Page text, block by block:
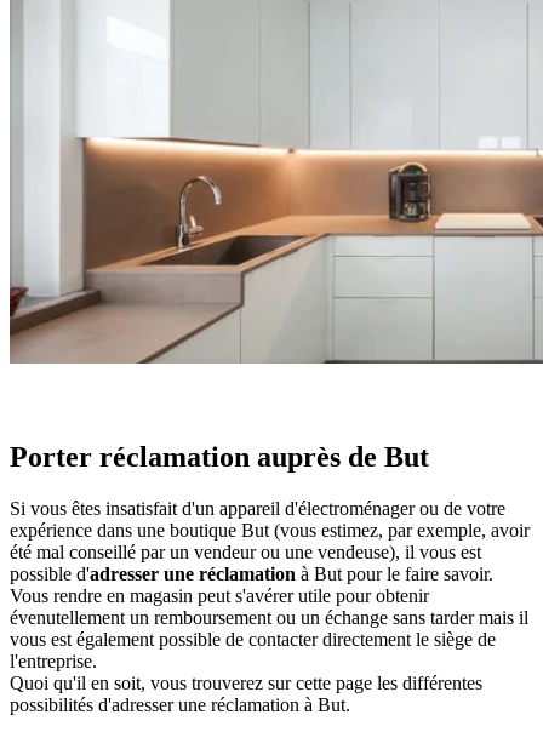
Porter réclamation auprès de But
Si vous êtes insatisfait d'un appareil d'électroménager ou de votre
expérience dans une boutique But (vous estimez, par exemple, avoir
été mal conseillé par un vendeur ou une vendeuse), il vous est
possible d'adresser une réclamation à But pour le faire savoir.
Vous rendre en magasin peut s'avérer utile pour obtenir
évenutellement un remboursement ou un échange sans tarder mais il
vous est également possible de contacter directement le siège de
l'entreprise.
Quoi qu'il en soit, vous trouverez sur cette page les différentes
possibilités d'adresser une réclamation à But.